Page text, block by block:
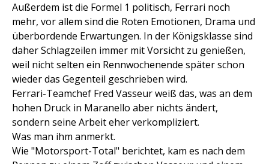
Außerdem ist die Formel 1 politisch, Ferrari noch
mehr, vor allem sind die Roten Emotionen, Drama und
überbordende Erwartungen. In der Königsklasse sind
daher Schlagzeilen immer mit Vorsicht zu genießen,
weil nicht selten ein Rennwochenende später schon
wieder das Gegenteil geschrieben wird.
Ferrari-Teamchef Fred Vasseur weiß das, was an dem
hohen Druck in Maranello aber nichts ändert,
sondern seine Arbeit eher verkompliziert.
Was man ihm anmerkt.
Wie "Motorsport-Total" berichtet, kam es nach dem